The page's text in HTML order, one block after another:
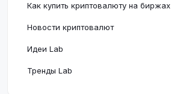
Как купить криптовалюту на биржах
Новости криптовалют
Идеи Lab
Тренды Lab